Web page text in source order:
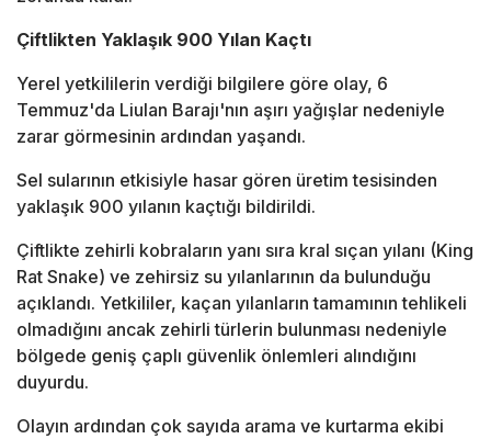
Çiftlikten Yaklaşık 900 Yılan Kaçtı
Yerel yetkililerin verdiği bilgilere göre olay, 6
Temmuz'da Liulan Barajı'nın aşırı yağışlar nedeniyle
zarar görmesinin ardından yaşandı.
Sel sularının etkisiyle hasar gören üretim tesisinden
yaklaşık 900 yılanın kaçtığı bildirildi.
Çiftlikte zehirli kobraların yanı sıra kral sıçan yılanı (King
Rat Snake) ve zehirsiz su yılanlarının da bulunduğu
açıklandı. Yetkililer, kaçan yılanların tamamının tehlikeli
olmadığını ancak zehirli türlerin bulunması nedeniyle
bölgede geniş çaplı güvenlik önlemleri alındığını
duyurdu.
Olayın ardından çok sayıda arama ve kurtarma ekibi